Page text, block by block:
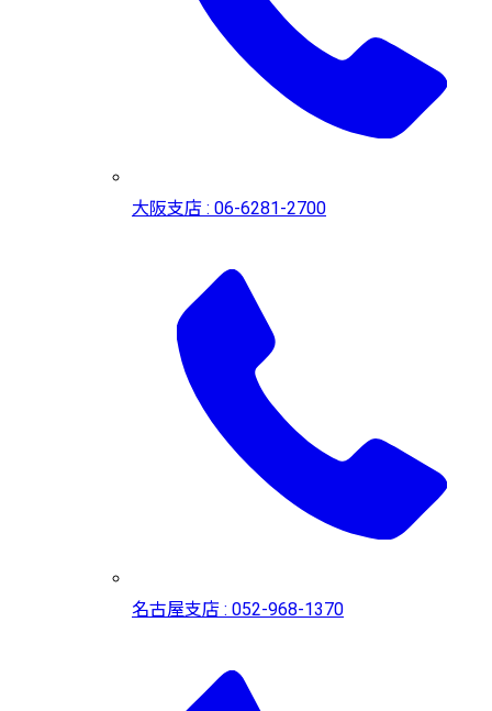
大阪支店 : 06-6281-2700
名古屋支店 : 052-968-1370